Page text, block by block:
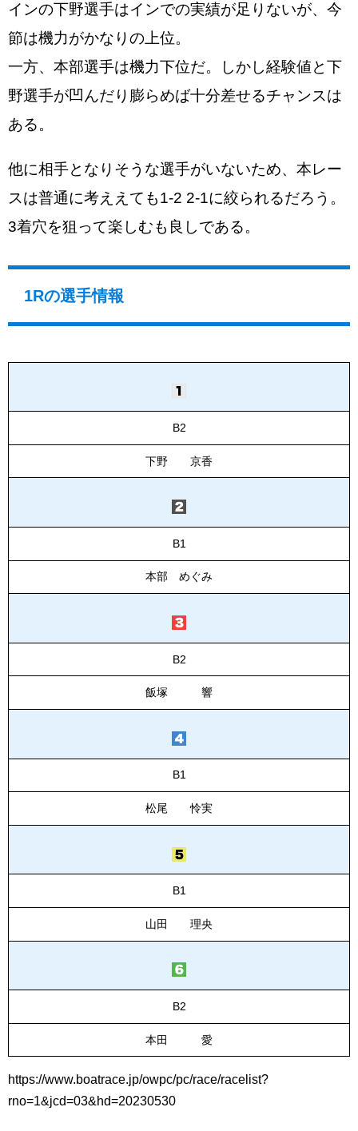
インの下野選手はインでの実績が足りないが、今
節は機力がかなりの上位。
一方、本部選手は機力下位だ。しかし経験値と下
野選手が凹んだり膨らめば十分差せるチャンスは
ある。
他に相手となりそうな選手がいないため、本レー
スは普通に考ええても1-2 2-1に絞られるだろう。
3着穴を狙って楽しむも良しである。
1Rの選手情報
B2
下野 京香
B1
本部 めぐみ
B2
飯塚 響
B1
松尾 怜実
B1
山田 理央
B2
本田 愛
https://www.boatrace.jp/owpc/pc/race/racelist?
rno=1&jcd=03&hd=20230530